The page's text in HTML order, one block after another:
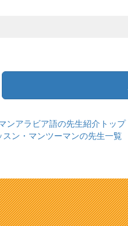
ンアラビア語の先生紹介トップ
ン・マンツーマンの先生一覧